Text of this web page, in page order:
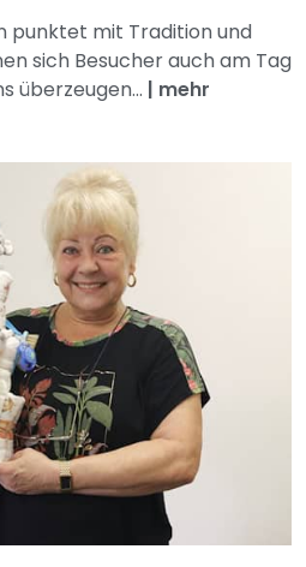
punktet mit Tradition und
sich Besucher auch am Tag
überzeugen... | mehr